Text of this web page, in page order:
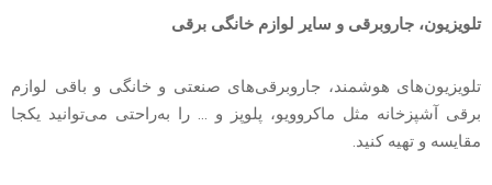
تلویزیون، جاروبرقی و سایر لوازم خانگی برقی
تلویزیون‌های هوشمند، جاروبرقی‌های صنعتی و خانگی و باقی لوازم
برقی آشپزخانه مثل ماکروویو، پلوپز و … را به‌راحتی می‌توانید یکجا
مقایسه و تهیه کنید.